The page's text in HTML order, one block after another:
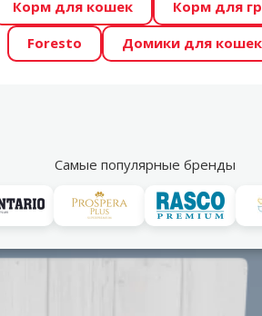
Zoo предлагает отличные
“GADA ŪSAIŅI”! Возможно Твой
Корм для кошек Корм для
Foresto
Домики для кошек
Самые популярные бренды
Акции
Консервы для кошек Для взрослых